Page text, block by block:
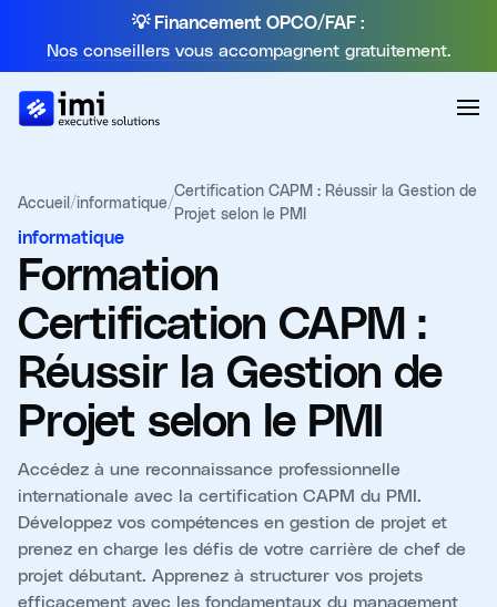
💡 Financement OPCO/FAF :
Nos conseillers vous accompagnent gratuitement.
Accueil/informatique/
Certification CAPM : Réussir la Gestion de
Projet selon le PMI
informatique
Formation
Certification CAPM :
Réussir la Gestion de
Projet selon le PMI
Accédez à une reconnaissance professionnelle
internationale avec la certification CAPM du PMI.
Développez vos compétences en gestion de projet et
prenez en charge les défis de votre carrière de chef de
projet débutant. Apprenez à structurer vos projets
efficacement avec les fondamentaux du management